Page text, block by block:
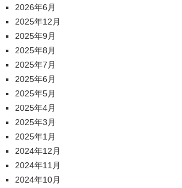
2026年6月
2025年12月
2025年9月
2025年8月
2025年7月
2025年6月
2025年5月
2025年4月
2025年3月
2025年1月
2024年12月
2024年11月
2024年10月